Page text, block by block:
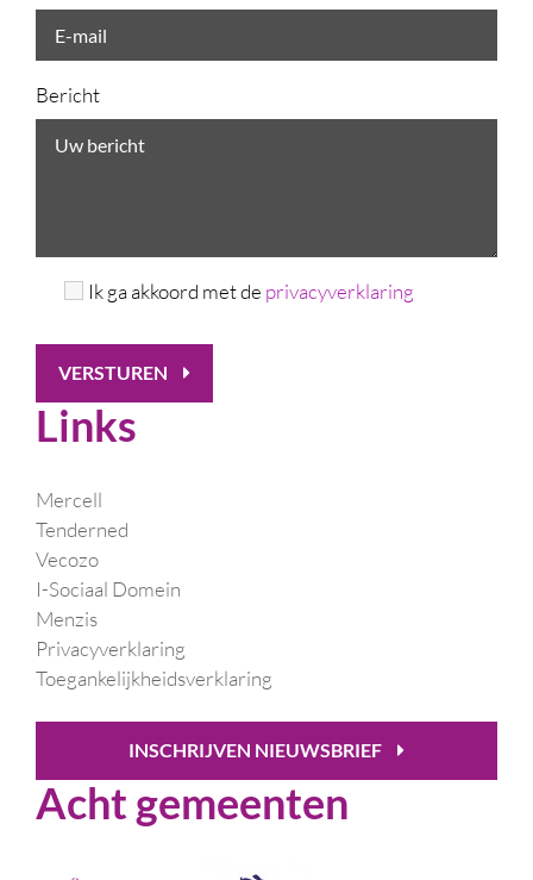
Bericht
Ik ga akkoord met de privacyverklaring
VERSTUREN
Links
Mercell
Tenderned
Vecozo
I-Sociaal Domein
Menzis
Privacyverklaring
Toegankelijkheidsverklaring
INSCHRIJVEN NIEUWSBRIEF
Acht gemeenten